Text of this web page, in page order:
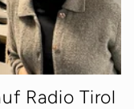
Radio Tirol